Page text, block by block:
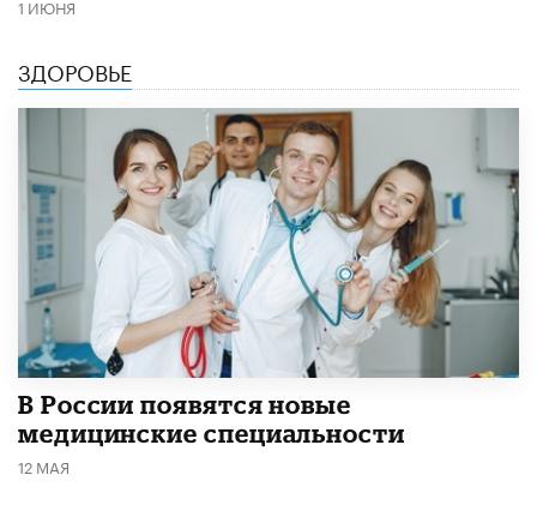
1 ИЮНЯ
ЗДОРОВЬЕ
В России появятся новые
медицинские специальности
12 МАЯ